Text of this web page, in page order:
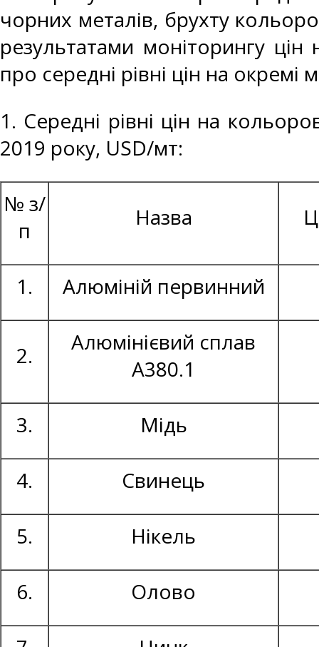
чорних металів, брухту
результатами моніторингу
про середні рівні цін на окремі
1. Середні рівні цін на
2019 року, USD/мт:
№ з/
п
Назва
1. Алюміній первинний
2.
Алюмінієвий сплав
А380.1
3. Мідь
4. Свинець
5. Нікель
6. Олово